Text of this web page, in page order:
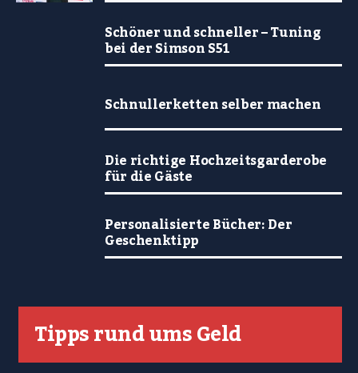
Schöner und schneller – Tuning
bei der Simson S51
Schnullerketten selber machen
Die richtige Hochzeitsgarderobe
für die Gäste
Personalisierte Bücher: Der
Geschenktipp
Tipps rund ums Geld